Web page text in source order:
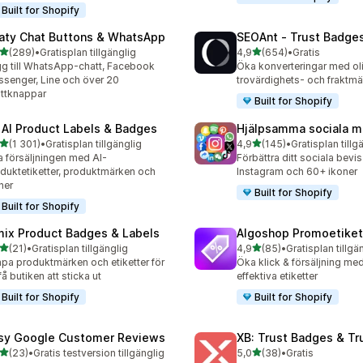
Built for Shopify
Chat Buttons & WhatsApp
5 stjärnor
(289)
recensioner totalt
•Gratisplan tillgänglig
till WhatsApp-chatt, Facebook
Line och över 20
SEOAnt ‑ Trust
4,9av 5 stjärnor
(654)
654 recensioner totalt
•Gratis
Öka konverteringar med
trovärdighets- och
Built for Shopify
AI Product Labels & Badges
5 stjärnor
(1 301)
recensioner totalt
•Gratisplan tillgänglig
försäljningen med AI-
produktmärken och
Built for Shopify
Hjälpsamma sociala
4,9av 5 stjärnor
(145)
145 recensioner totalt
•Gratisplan
Förbättra ditt sociala
Instagram och 60+ ikoner
Built for Shopify
Product Badges & Labels
5 stjärnor
(21) totalt
•Gratisplan tillgänglig
produktmärken och etiketter för
butiken att sticka ut
Built for Shopify
Algoshop
4,9av 5 stjärnor
(85)
85 recensioner totalt
•Gratisplan
Öka klick & försäljning
effektiva etiketter
Built for Shopify
Google Customer Reviews
5 stjärnor
(23) totalt
•Gratis testversion tillgänglig
XB: Trust Badges &
5,0av 5 stjärnor
(38)
38 recensioner totalt
•Gratis